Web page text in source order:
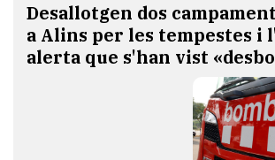
​Desallotgen dos
a Alins per les tempestes i
alerta que s'han vist